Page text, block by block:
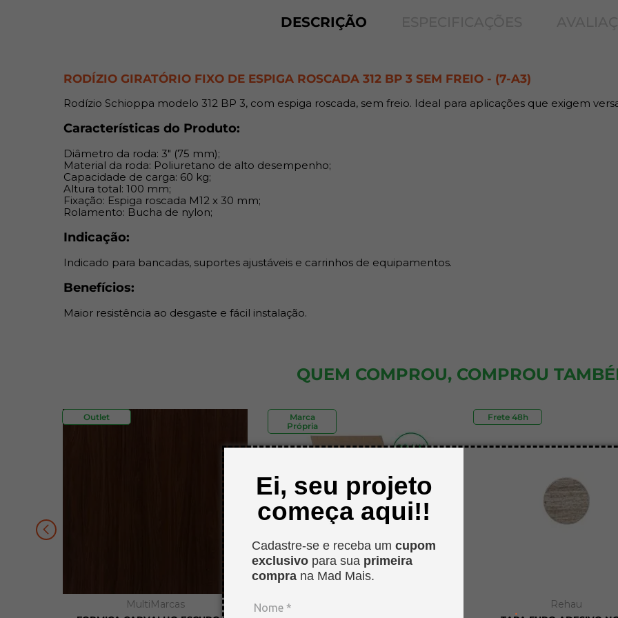
Ei, seu projeto
começa aqui!!
Cadastre-se e receba um cupom
exclusivo para sua primeira
compra na Mad Mais.
.
DESCRIÇÃO
RODÍZIO GIRATÓRIO FIXO DE ESPIGA ROSCADA 312 BP 3 SEM FREIO - (7-A3)
Rodízio Schioppa modelo 312 BP 3, com espiga roscada, sem freio. Ideal para aplicações que exigem
Características do Produto:
Diâmetro da roda: 3" (75 mm);
Material da roda: Poliuretano de alto desempenho;
Capacidade de carga: 60 kg;
Altura total: 100 mm;
Fixação: Espiga roscada M12 x 30 mm;
Rolamento: Bucha de nylon;
Indicação:
Indicado para bancadas, suportes ajustáveis e carrinhos de equipamentos.
Benefícios:
Maior resistência ao desgaste e fácil instalação.
QUEM COMPROU, COMPROU
Outlet
MultiMarcas
Marca
Própria
Outlet
Frete 48h
Rehau